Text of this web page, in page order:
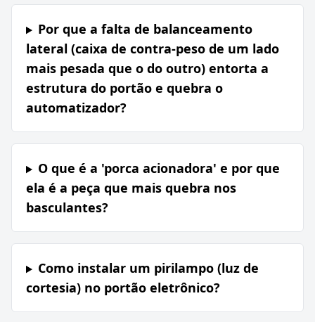
Por que a falta de balanceamento
lateral (caixa de contra-peso de um lado
mais pesada que o do outro) entorta a
estrutura do portão e quebra o
automatizador?
O que é a 'porca acionadora' e por que
ela é a peça que mais quebra nos
basculantes?
Como instalar um pirilampo (luz de
cortesia) no portão eletrônico?